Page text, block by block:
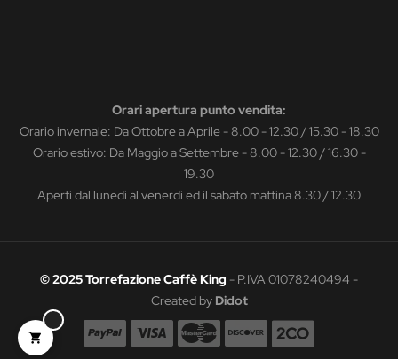
Orari apertura punto vendita:
Orario invernale: Da Ottobre a Aprile - 8.00 - 12.30 / 15.30 - 18.30
Orario estivo: Da Maggio a Settembre - 8.00 - 12.30 / 16.30 -
19.30
Aperti dal lunedì al venerdì ed il sabato mattina 8.30 / 12.30
© 2025 Torrefazione Caffè King - P.IVA 01078240494 -
Created by Didot
